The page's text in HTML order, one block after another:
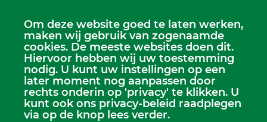
Scriba
Dhr. Leen Kruithof
scriba@kerkheerjansdam.nl
Om deze website goed te laten werken,
maken wij gebruik van zogenaamde
cookies. De meeste websites doen dit.
Hiervoor hebben wij uw toestemming
nodig. U kunt uw instellingen op een
later moment nog aanpassen door
rechts onderin op 'privacy' te klikken. U
kunt ook ons privacy-beleid raadplegen
via op de knop lees verder.